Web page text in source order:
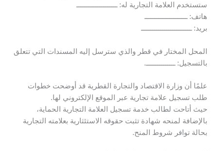
ستستخدم العلامة التجارية له: ـــــــــــــــــــــ
هاتف: ــــــــــــــــــــــ
بريد: ــــــــــــــــــــــــــ
المحل المختار في قطر والذي سترسل إليه المسندات التي تتعلق
بالتسجيل: ـــــــــــــــ.
علمًا أن وزارة الاقتصاد والتجارة القطرية قد أوضحت خطوات
طلب تسجيل علامة تجارية عبر الموقع الإلكتروني لها.
حيث أتاحت لطالب خدمة تسجيل العلامة التجارية الحماية،
بالإضافة لمنحه شهادة تثبت حقوقه الاستئثارية بعلامته التجارية
بحالة توافر شروط المنح.